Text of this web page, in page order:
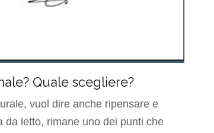
Quale scegliere?
vuol dire anche ripensare e
da letto, rimane uno dei punti che